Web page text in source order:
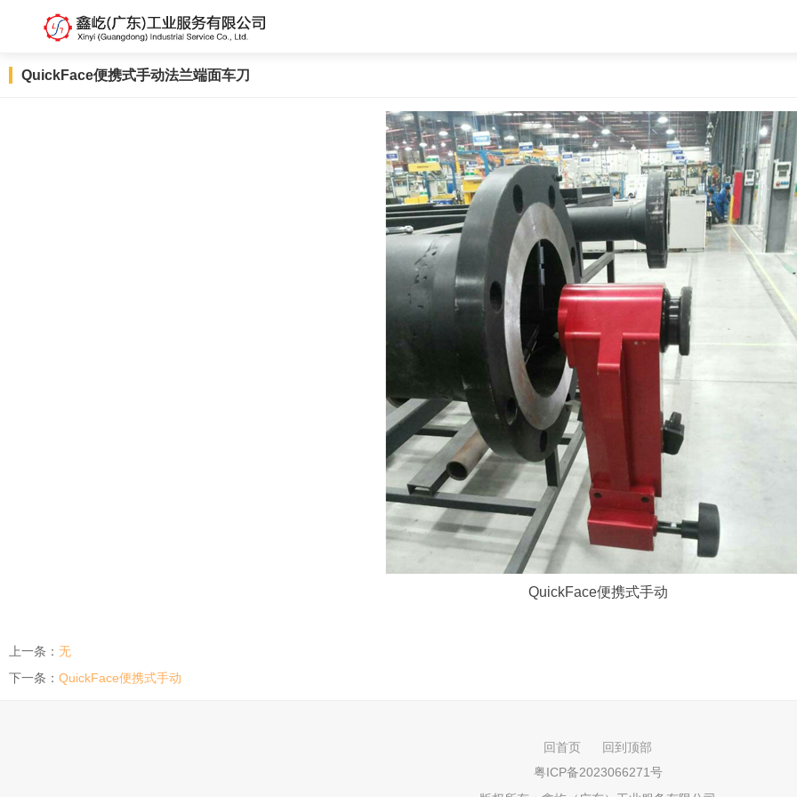
QuickFace便携式手动法兰端面车刀
QuickFace便携式手动
上一条： 无
下一条： QuickFace便携式手动
回首页
回到顶部
粤ICP备2023066271号